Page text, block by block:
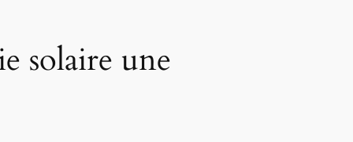
solaire une